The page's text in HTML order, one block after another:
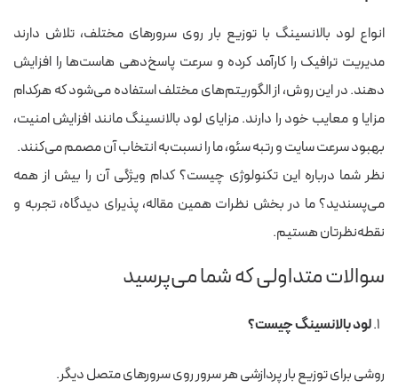
انواع لود بالانسینگ با توزیع بار روی سرورهای مختلف، تلاش دارند
مدیریت ترافیک را کارآمد کرده و سرعت پاسخ‌دهی هاست‌ها را افزایش
دهند. در این روش، از الگوریتم‌های مختلف استفاده می‌شود که هرکدام
مزایا و معایب خود را دارند. مزایای لود بالانسینگ مانند افزایش امنیت،
بهبود سرعت سایت و رتبه سئو، ما را نسبت‌به انتخاب آن مصمم می‌کنند.
نظر شما درباره این تکنولوژی چیست؟ کدام ویژگی آن را بیش از همه
می‌پسندید؟ ما در بخش نظرات همین مقاله، پذیرای دیدگاه، تجربه و
نقطه‌نظرتان هستیم.
سوالات متداولی که شما می‌پرسید
لود بالانسینگ چیست؟
روشی برای توزیع بار پردازشی هر سرور روی سرورهای متصل دیگر.